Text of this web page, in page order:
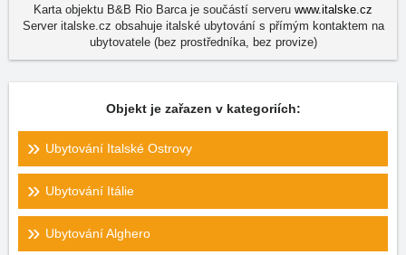
Karta objektu B&B Rio Barca je součástí serveru www.italske.cz
Server italske.cz obsahuje italské ubytování s přímým kontaktem na
ubytovatele (bez prostředníka, bez provize)
Objekt je zařazen v kategoriích:
Ubytování Italské Ostrovy
Ubytování Itálie
Ubytování Alghero